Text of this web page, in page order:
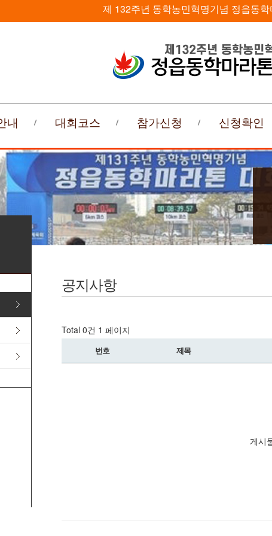
제 132주년 동학농민혁명기념 정읍동
내 대회코스 참가신청 신청확인
공지사항
Total 0건 1 페이지
번호 제목
게시